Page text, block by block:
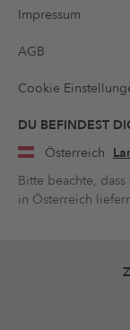
Impressum
AGB
Cookie
DU BEFINDEST
Österreich
Bitte beachte,
in Österreich